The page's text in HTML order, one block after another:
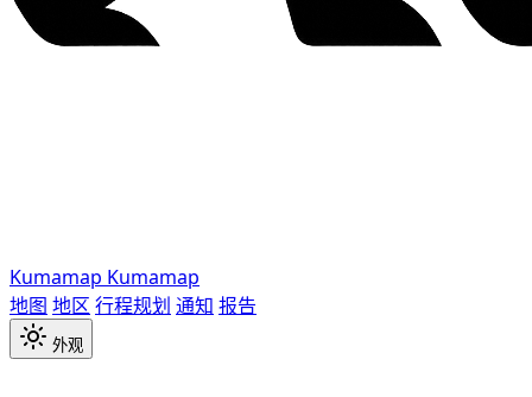
Kumamap Kumamap
地图 地区 行程规划 通知 报告
外观